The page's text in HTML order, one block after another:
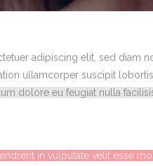
adipiscing elit, sed diam
ullamcorper suscipit
dolore eu feugiat nulla
in vulputate velit esse